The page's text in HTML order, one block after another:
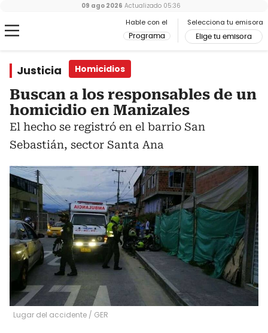
Hable con el
Programa
Selecciona tu emisora
Elige tu emisora
09 ago 2026 Actualizado 05:36
Justicia Homicidios
Buscan a los responsables de un
homicidio en Manizales
El hecho se registró en el barrio San
Sebastián, sector Santa Ana
Lugar del accidente / GER